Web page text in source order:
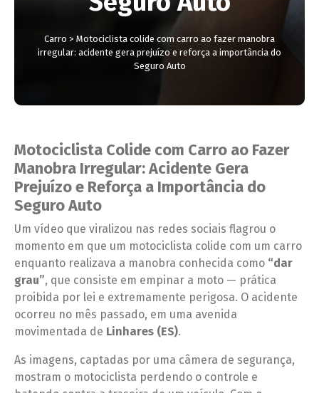
Carro > Motociclista colide com carro ao fazer manobra
irregular: acidente gera prejuízo e reforça a importância do
Seguro Auto
Motociclista Colide com Carro ao Fazer
Manobra Irregular: Acidente Gera
Prejuízo e Reforça a Importância do
Seguro Auto
Um vídeo que viralizou nas redes sociais flagrou o
momento em que um motociclista colide com um carro
enquanto realizava a manobra conhecida como “dar
grau”, que consiste em empinar a moto — prática
proibida por lei e extremamente perigosa. O acidente
ocorreu no mês passado, em uma avenida
movimentada de Linhares (ES).
As imagens, captadas por uma câmera de segurança,
mostram o motociclista perdendo o controle e